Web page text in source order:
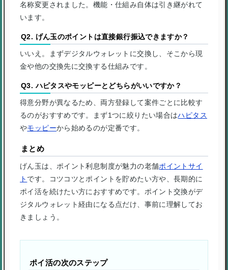
名称変更されました。機能・仕組み自体は引き継がれて
います。
Q2. げん玉のポイントは直接銀行振込できますか？
いいえ。まずデジタルウォレットに交換し、そこから現
金や他の交換先に交換する仕組みです。
Q3. ハピタスやモッピーとどちらがいいですか？
得意分野が異なるため、両方登録して案件ごとに比較す
るのがおすすめです。まず1つに絞りたい場合はハピタス
やモッピーから始めるのが定番です。
まとめ
げん玉は、ポイント利息制度が魅力の老舗ポイントサイ
ト です。コツコツとポイントを貯めたい方や、長期的に
ポイ活を続けたい方におすすめです。ポイント交換がデ
ジタルウォレット経由になる点だけ、事前に理解してお
きましょう。
ポイ活の次のステップ